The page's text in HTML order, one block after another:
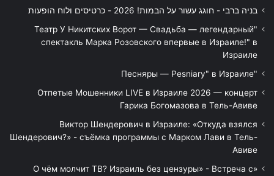
בניה ברבי - חוגג עשור על הבמות! 2026 - כרטיסים ולוח הופעות
"Театр У Никитских Ворот — Свадьба — легендарный
спектакль Марка Розовского впервые в Израиле!" в
Израиле
"Песняры — Pesniary" в Израиле
Отпетые Мошенники LIVE в Израиле 2026 — концерт
Гарика Богомазова в Тель-Авиве
Виктор Шендерович в Израиле: «Откуда взялся
Шендерович?» - съёмка программы с Марком Лави в Тель-
Авиве
«О чём молчит ТВ? Израиль без цензуры» - Встреча с